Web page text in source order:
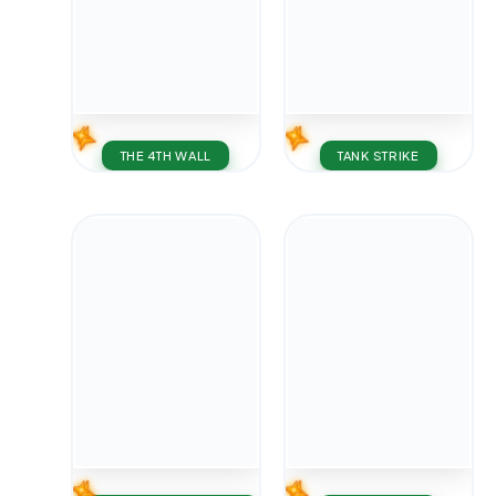
THE 4TH WALL TANK STRIKE